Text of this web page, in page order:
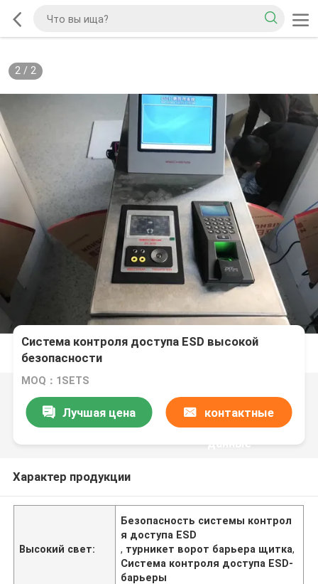
2/ 2
Система контроля доступа ESD высокой
безопасности
MOQ：1SETS
Лучшая цена контактные
данные
Характер продукции
Высокий свет:
Безопасность системы контрол
я доступа ESD
, турникет ворот барьера щитка,
Система контроля доступа ESD-
барьеры